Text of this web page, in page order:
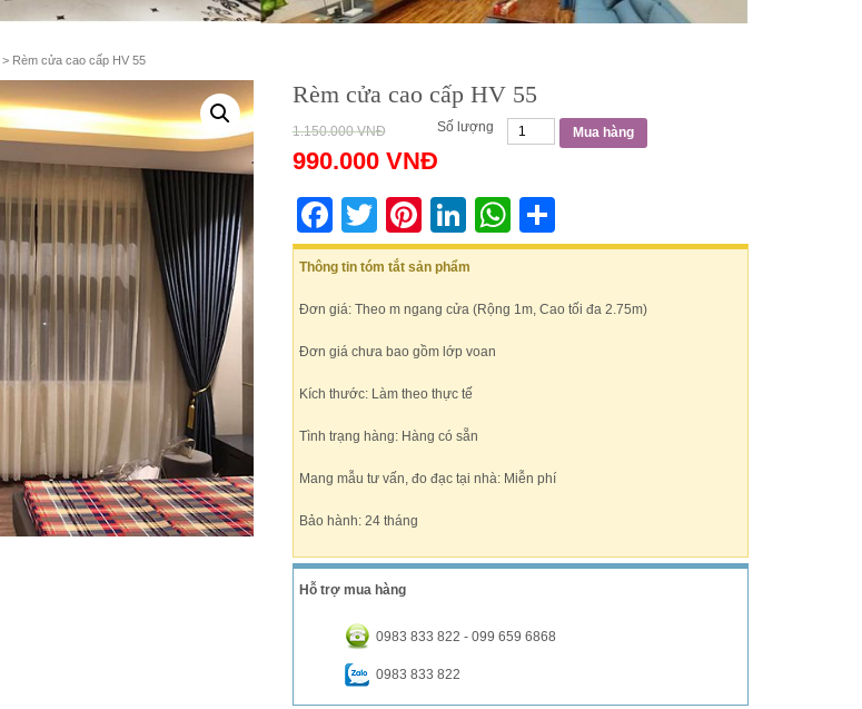
> Rèm cửa cao cấp HV 55
Rèm cửa cao cấp HV 55
1.150.000VNĐ
990.000 VNĐ
Số lượng Mua hàng
Facebook
TwitterPinterest
LinkedIn
WhatsApp
Thông tin tóm tắt sản phẩm
Đơn giá: Theo m ngang cửa (Rộng 1m, Cao tối đa 2.75m)
Đơn giá chưa bao gồm lớp voan
Kích thước: Làm theo thực tế
Tình trạng hàng: Hàng có sẵn
Mang mẫu tư vấn, đo đạc tại nhà: Miễn phí
Bảo hành: 24 tháng
Hỗ trợ mua hàng
0983 833 822 - 099 659 6868
0983 833 822